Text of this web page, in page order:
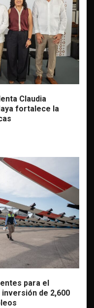
Claudia
fortalece la
para el
de 2,600